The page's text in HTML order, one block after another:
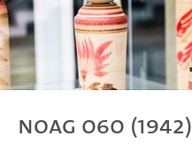
NOAG 060 (1942)